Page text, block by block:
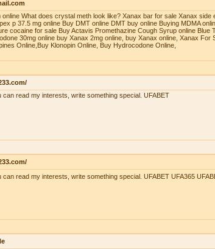
What does crystal meth look like? Xanax bar for sale Xanax side
p 37.5 mg online Buy DMT online DMT buy online Buying MDMA
cocaine for sale Buy Actavis Promethazine Cough Syrup online Blue
30mg online buy Xanax 2mg online, buy Xanax online, Xanax For
Online,Buy Klonopin Online, Buy Hydrocodone Online,
can read my interests, write something special. UFABET
can read my interests, write something special. UFABET UFA365